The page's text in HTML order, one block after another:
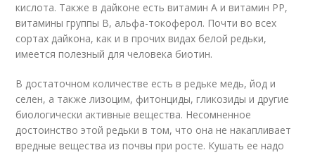
кислота. Также в дайконе есть витамин А и витамин РР,
витамины группы В, альфа-токоферол. Почти во всех
сортах дайкона, как и в прочих видах белой редьки,
имеется полезный для человека биотин.
В достаточном количестве есть в редьке медь, йод и
селен, а также лизоцим, фитонциды, гликозиды и другие
биологически активные вещества. Несомненное
достоинство этой редьки в том, что она не накапливает
вредные вещества из почвы при росте. Кушать ее надо